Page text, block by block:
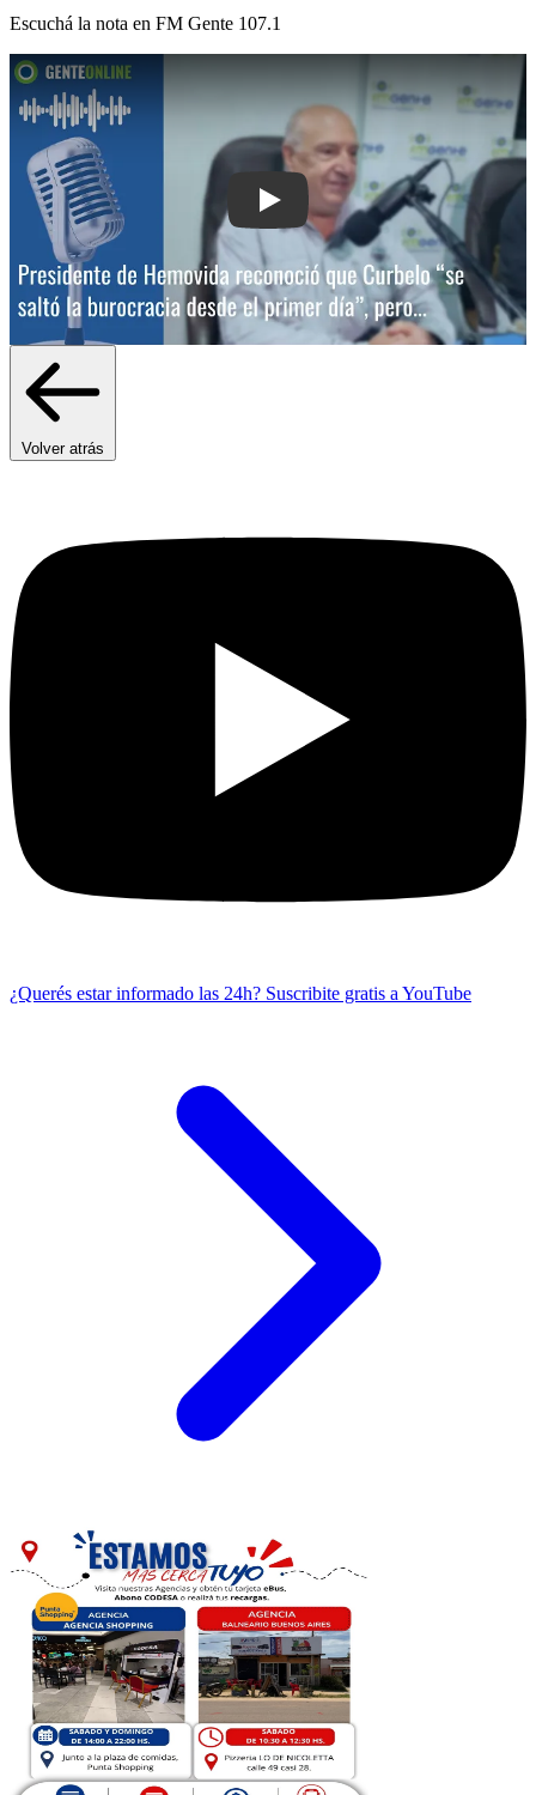
Escuchá la nota en FM Gente 107.1
Play: Presidente de Hemovida
Volver atrás
¿Querés estar informado las 24h? Suscribite gratis a YouTube